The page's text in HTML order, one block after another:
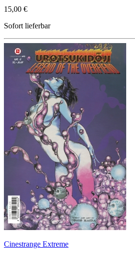
15,00 €
Sofort lieferbar
Cinestrange Extreme